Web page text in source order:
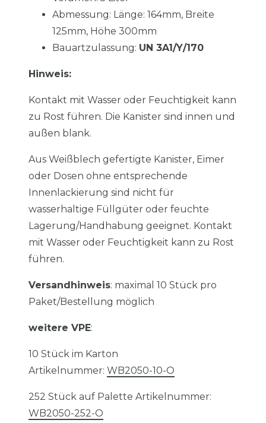
Abmessung: Länge: 164mm, Breite
125mm, Höhe 300mm
Bauartzulassung: UN 3A1/Y/170
Hinweis:
Kontakt mit Wasser oder Feuchtigkeit kann
zu Rost führen. Die Kanister sind innen und
außen blank.
Aus Weißblech gefertigte Kanister, Eimer
oder Dosen ohne entsprechende
Innenlackierung sind nicht für
wasserhaltige Füllgüter oder feuchte
Lagerung/Handhabung geeignet. Kontakt
mit Wasser oder Feuchtigkeit kann zu Rost
führen.
Versandhinweis: maximal 10 Stück pro
Paket/Bestellung möglich
weitere VPE:
10 Stück im Karton
Artikelnummer: WB2050-10-O
252 Stück auf Palette Artikelnummer:
WB2050-252-O